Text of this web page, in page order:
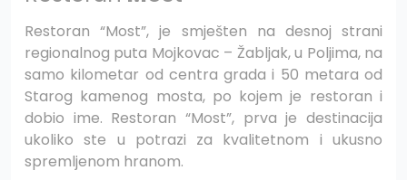
Restoran “Most”, je smješten na desnoj strani
regionalnog puta Mojkovac – Žabljak, u Poljima, na
samo kilometar od centra grada i 50 metara od
Starog kamenog mosta, po kojem je restoran i
dobio ime. Restoran “Most”, prva je destinacija
ukoliko ste u potrazi za kvalitetnom i ukusno
spremljenom hranom.